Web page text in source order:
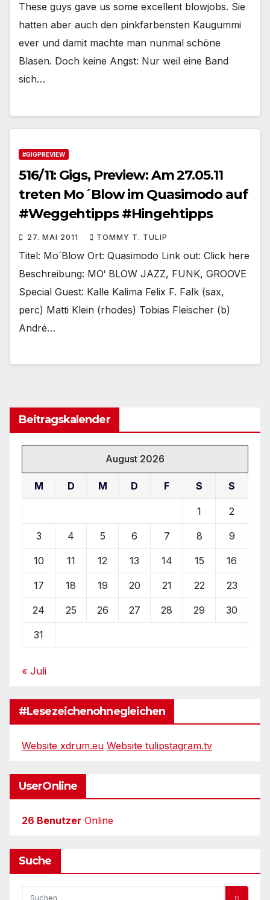
These guys gave us some excellent blowjobs. Sie
hatten aber auch den pinkfarbensten Kaugummi
ever und damit machte man nunmal schöne
Blasen. Doch keine Angst: Nur weil eine Band
sich…
#GIGPREVIEW
516/11: Gigs, Preview: Am 27.05.11
treten Mo´Blow im Quasimodo auf
#Weggehtipps #Hingehtipps
27. MAI 2011 TOMMY T. TULIP
Titel: Mo´Blow Ort: Quasimodo Link out: Click here
Beschreibung: MO‘ BLOW JAZZ, FUNK, GROOVE
Special Guest: Kalle Kalima Felix F. Falk (sax,
perc) Matti Klein (rhodes) Tobias Fleischer (b)
André…
Beitragskalender
August 2026
M D M D F S S
1 2
3 4 5 6 7 8 9
10 11 12 13 14 15 16
17 18 19 20 21 22 23
24 25 26 27 28 29 30
31
« Juli
#Lesezeichenohnegleichen
Website xdrum.eu Website tulipstagram.tv
UserOnline
26 Benutzer Online
Suche